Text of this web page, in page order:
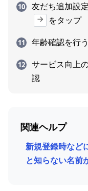
友だち追加設
をタップ
年齢確認を行
サービス向上
認
関連ヘルプ
新規登録時など
と知らない名前